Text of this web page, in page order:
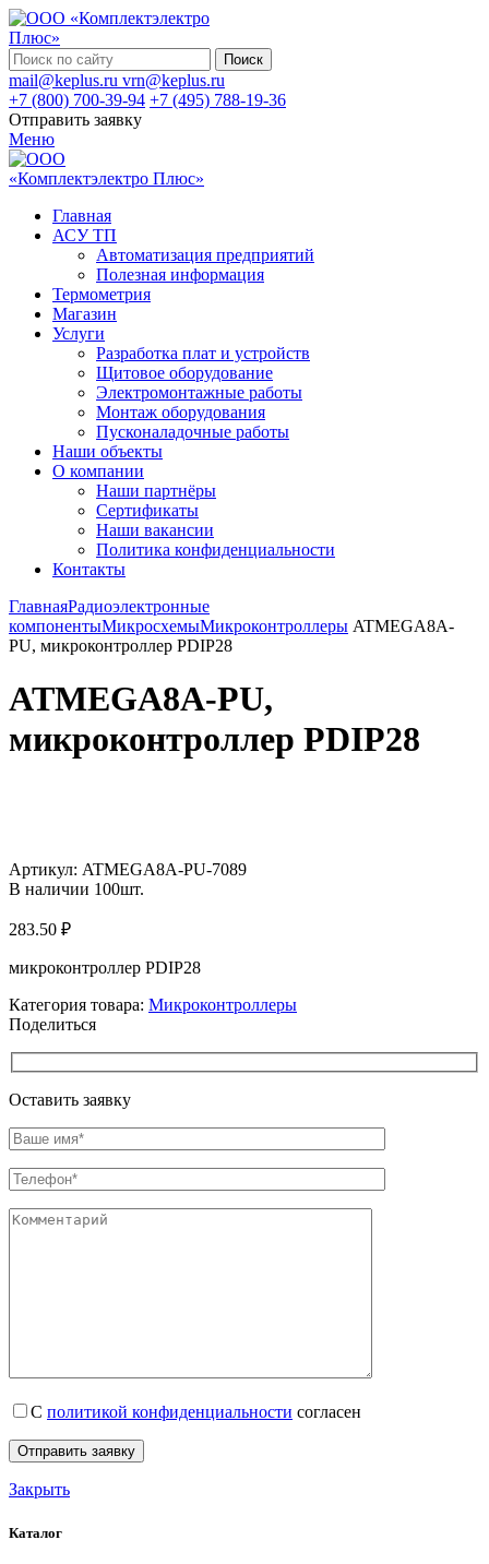
Поиск
mail@keplus.ru vrn@keplus.ru
+7 (800) 700-39-94 +7 (495) 788-19-36
Отправить заявку
Меню
Главная
АСУ ТП
Автоматизация предприятий
Полезная информация
Термометрия
Магазин
Услуги
Разработка плат и устройств
Щитовое оборудование
Электромонтажные работы
Монтаж оборудования
Пусконаладочные работы
Наши объекты
О компании
Наши партнёры
Сертификаты
Наши вакансии
Политика конфиденциальности
Контакты
ГлавнаяРадиоэлектронные
компонентыМикросхемыМикроконтроллеры ATMEGA8A-
PU, микроконтроллер PDIP28
ATMEGA8A-PU,
микроконтроллер PDIP28
Артикул: ATMEGA8A-PU-7089
В наличии 100шт.
283.50 ₽
микроконтроллер PDIP28
Категория товара: Микроконтроллеры
Поделиться
Оставить заявку
С политикой конфиденциальности согласен
Закрыть
Каталог